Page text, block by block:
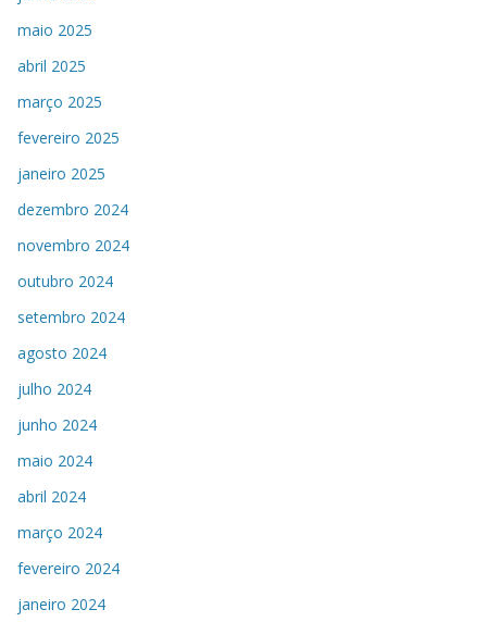
maio 2025
abril 2025
março 2025
fevereiro 2025
janeiro 2025
dezembro 2024
novembro 2024
outubro 2024
setembro 2024
agosto 2024
julho 2024
junho 2024
maio 2024
abril 2024
março 2024
fevereiro 2024
janeiro 2024